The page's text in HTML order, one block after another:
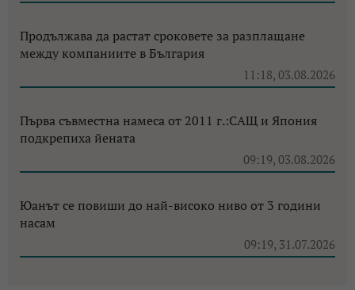
Продължава да растат сроковете за разплащане
между компаниите в България
11:18, 03.08.2026
Първа съвместна намеса от 2011 г.:САЩ и Япония
подкрепиха йената
09:19, 03.08.2026
Юанът се повиши до най-високо ниво от 3 години
насам
09:19, 31.07.2026